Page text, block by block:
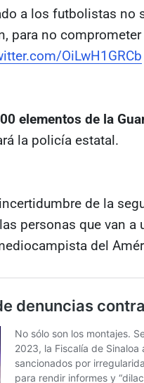
a los futbolistas no
para no comprometer
OiLwH1GRCb
elementos de la
la policía estatal.
de la
personas que van
del